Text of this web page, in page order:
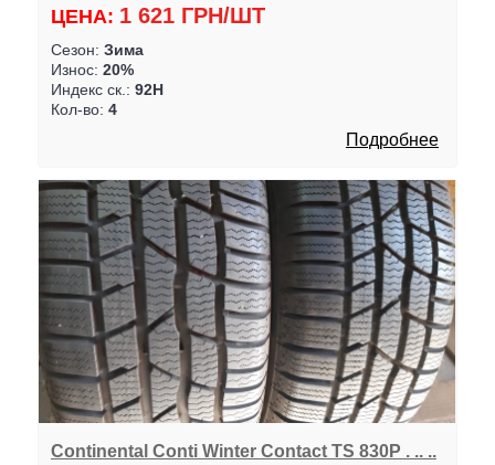
ЦЕНА: 1 621 ГРН/ШТ
Сезон: Зима
Износ: 20%
Индекс ск.: 92H
Кол-во: 4
Подробнее
Continental Conti Winter Contact TS 830P . .. ..